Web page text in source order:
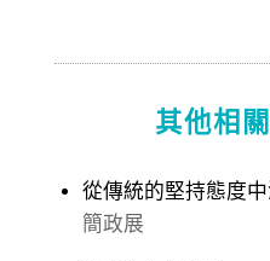
其他相
從傳統的堅持態度
簡政展